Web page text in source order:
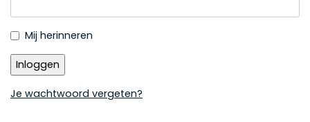
Mij herinneren
Je wachtwoord vergeten?